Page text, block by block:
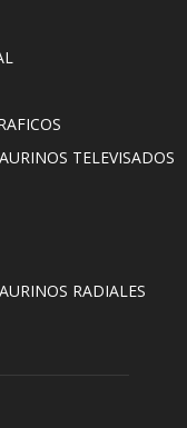
TELEVISADOS
RADIALES